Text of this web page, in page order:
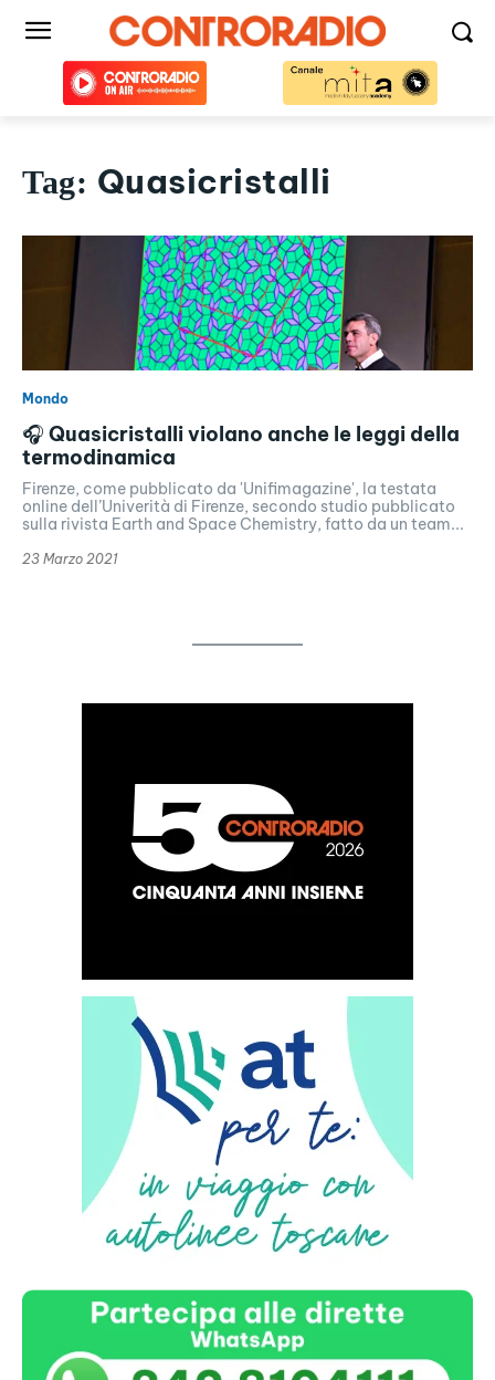
Tag: Quasicristalli
Mondo
🎧 Quasicristalli violano anche le leggi della
termodinamica
Firenze, come pubblicato da 'Unifimagazine', la testata
online dell’Univerità di Firenze, secondo studio pubblicato
sulla rivista Earth and Space Chemistry, fatto da un team...
23 Marzo 2021